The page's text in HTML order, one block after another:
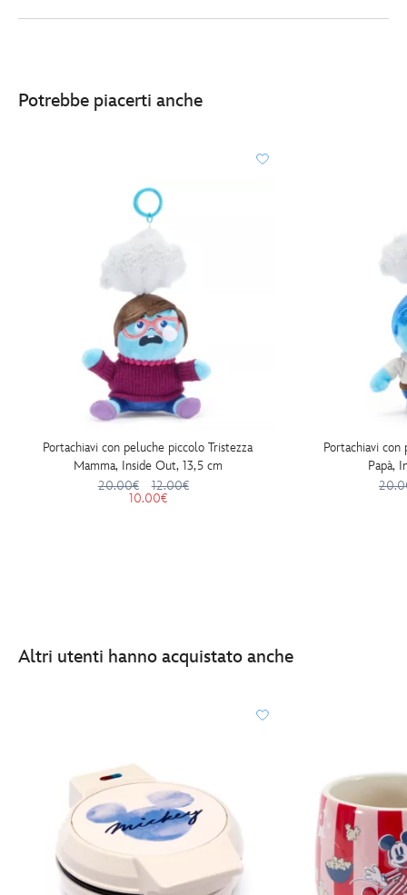
Potrebbe piacerti anche
Portachiavi con peluche piccolo Tristezza
Mamma, Inside Out, 13,5 cm
20.00€
12.00€
10.00€
Portachiavi con
Papà,
Altri utenti hanno acquistato anche